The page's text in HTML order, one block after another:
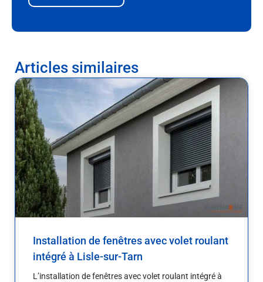
Articles similaires
Installation de fenêtres avec volet roulant
intégré à Lisle-sur-Tarn
L’installation de fenêtres avec volet roulant intégré à